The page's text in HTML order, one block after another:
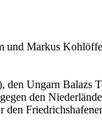
und Markus
den Ungarn Balazs
den